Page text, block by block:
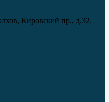
Кировский пр., д.32.